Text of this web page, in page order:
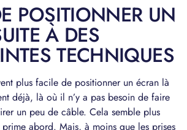
POSITIONNER UN
À DES
TECHNIQUES
plus facile de positionner un écran là
déjà, là où il n’y a pas besoin de faire
un peu de câble. Cela semble plus
abord. Mais, à moins que les prises